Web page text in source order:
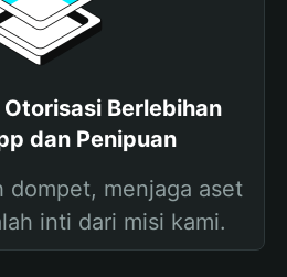
Berlebihan
dan Penipuan
dompet, menjaga aset
inti dari misi kami.